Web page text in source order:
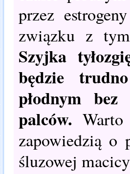
przez
związku z
Szyjka
będzie
płodnym
palców.
zapowiedzią o
śluzowej